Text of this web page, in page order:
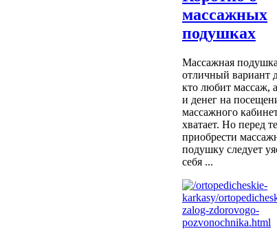
массажных
подушках
Массажная
отличный вариант
кто любит массаж,
и денег на
массажного
хватает. Но перед
приобрести
подушку следует
себя ...